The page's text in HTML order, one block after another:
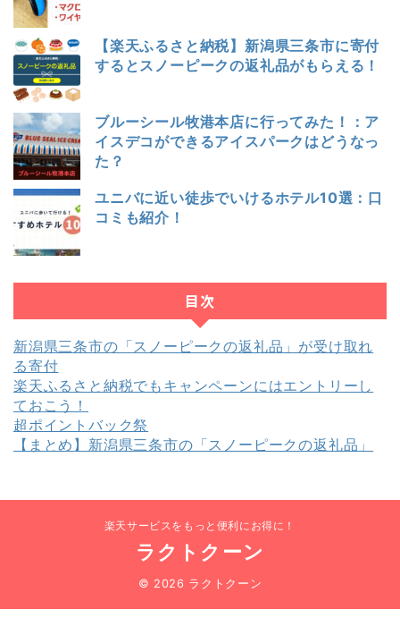
【楽天ふるさと納税】新潟県三条市に寄付
するとスノーピークの返礼品がもらえる！
ブルーシール牧港本店に行ってみた！：ア
イスデコができるアイスパークはどうなっ
た？
ユニバに近い徒歩でいけるホテル10選：口
コミも紹介！
目次
新潟県三条市の「スノーピークの返礼品」が受け取れ
る寄付
楽天ふるさと納税でもキャンペーンにはエントリーし
ておこう！
超ポイントバック祭
【まとめ】新潟県三条市の「スノーピークの返礼品」
楽天サービスをもっと便利にお得に！
ラクトクーン
© 2026 ラクトクーン